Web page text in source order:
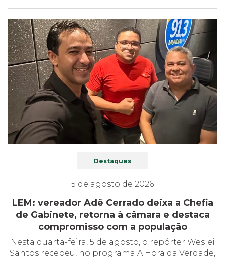
Destaques
5 de agosto de 2026
LEM: vereador Adê Cerrado deixa a Chefia
de Gabinete, retorna à câmara e destaca
compromisso com a população
Nesta quarta-feira, 5 de agosto, o repórter Weslei
Santos recebeu, no programa A Hora da Verdade,